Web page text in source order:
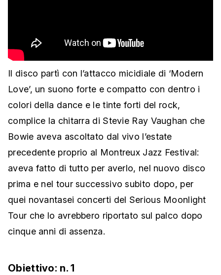
Il disco partì con l’attacco micidiale di ‘Modern
Love’, un suono forte e compatto con dentro i
colori della dance e le tinte forti del rock,
complice la chitarra di Stevie Ray Vaughan che
Bowie aveva ascoltato dal vivo l’estate
precedente proprio al Montreux Jazz Festival:
aveva fatto di tutto per averlo, nel nuovo disco
prima e nel tour successivo subito dopo, per
quei novantasei concerti del Serious Moonlight
Tour che lo avrebbero riportato sul palco dopo
cinque anni di assenza.
Obiettivo: n. 1